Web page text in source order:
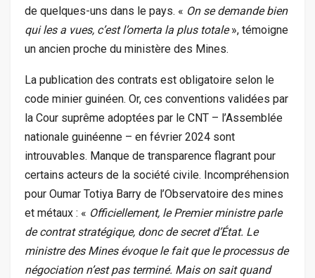
de quelques-uns dans le pays. « On se demande bien
qui les a vues, c’est l’omerta la plus totale», témoigne
un ancien proche du ministère des Mines.
La publication des contrats est obligatoire selon le
code minier guinéen. Or, ces conventions validées par
la Cour suprême adoptées par le CNT – l’Assemblée
nationale guinéenne – en février 2024 sont
introuvables. Manque de transparence flagrant pour
certains acteurs de la société civile. Incompréhension
pour Oumar Totiya Barry de l’Observatoire des mines
et métaux : « Officiellement, le Premier ministre parle
de contrat stratégique, donc de secret d’État. Le
ministre des Mines évoque le fait que le processus de
négociation n’est pas terminé. Mais on sait quand